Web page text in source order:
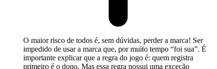
O maior risco de todos é, sem dúvidas, perder a marca! Ser
impedido de usar a marca que, por muito tempo “foi sua”. É
importante explicar que a regra do jogo é: quem registra
primeiro é o dono. Mas essa regra possui uma exceção